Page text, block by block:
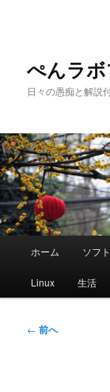
へ
移
動
ぺんラ
日々の愚痴と解説
メ
ホーム ソフ
Linux 生活
投
← 前へ